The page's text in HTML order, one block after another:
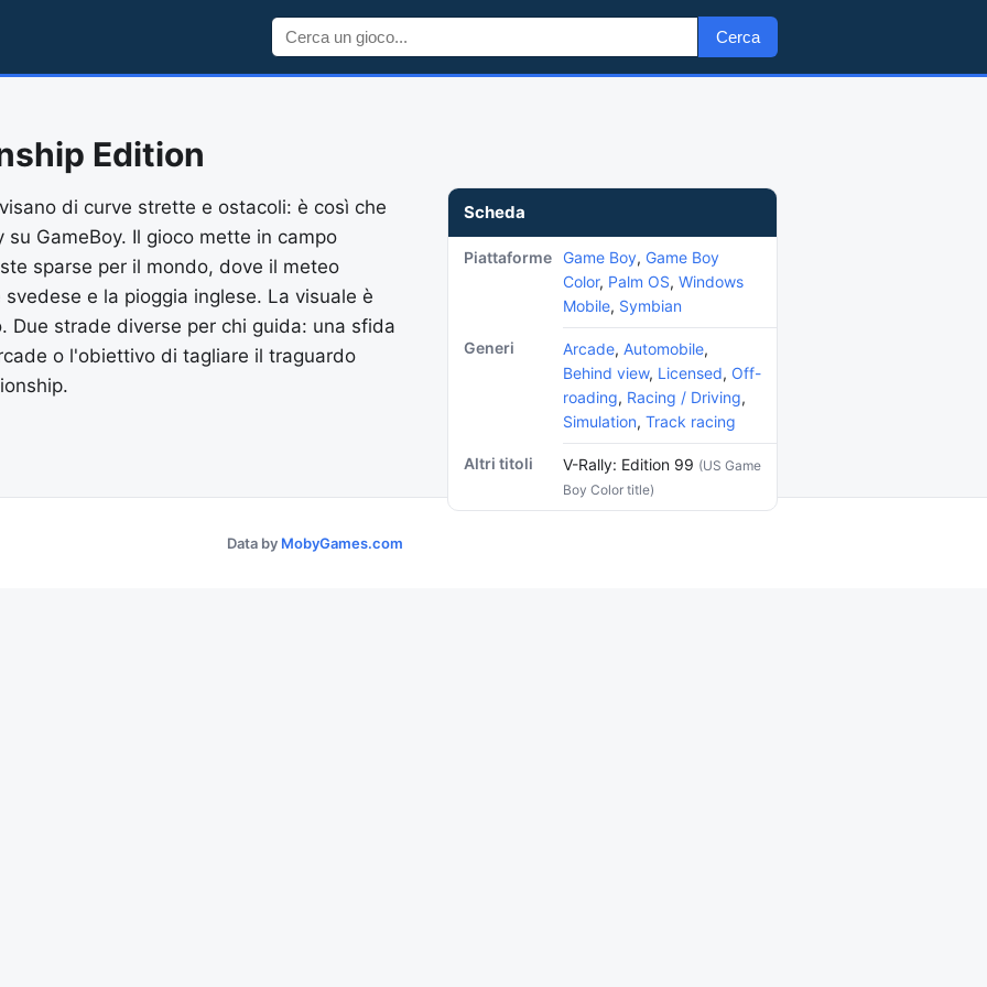
Cerca
Edition
Scheda
Piattaforme Game Boy, Game Boy
Color, Palm OS, Windows
Mobile, Symbian
Generi Arcade, Automobile,
Behind view, Licensed, Off-
roading, Racing / Driving,
Simulation, Track racing
Altri titoli V-Rally: Edition 99 (US Game
Boy Color title)
di curve strette e ostacoli: è così che
GameBoy. Il gioco mette in campo
sparse per il mondo, dove il meteo
e la pioggia inglese. La visuale è
Due strade diverse per chi guida: una sfida
o l'obiettivo di tagliare il traguardo
Data by MobyGames.com